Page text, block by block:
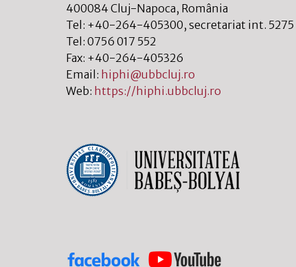
400084 Cluj-Napoca, România
Tel: +40-264-405300, secretariat int. 5275
Tel: 0756 017 552
Fax: +40-264-405326
Email: hiphi@ubbcluj.ro
Web: https://hiphi.ubbcluj.ro